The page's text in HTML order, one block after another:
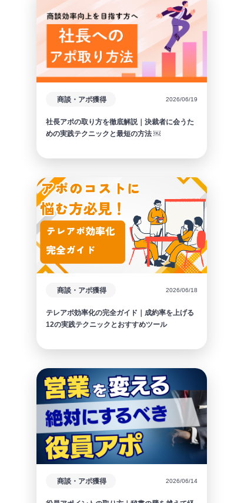
商談・アポ獲得 2026/06/19
社長アポの取り方を徹底解説｜決裁者に会うた
めの実践テクニックと最短の方法 ￼
商談・アポ獲得 2026/06/18
テレアポ効率化の完全ガイド｜成約率を上げる
12の実践テクニックとおすすめツール
商談・アポ獲得 2026/06/14